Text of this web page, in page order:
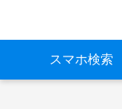
スマホ検索